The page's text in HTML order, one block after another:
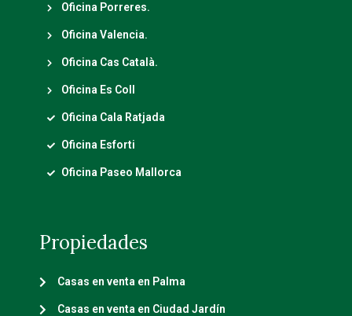
Oficina Porreres.
Oficina Valencia.
Oficina Cas Català.
Oficina Es Coll
Oficina Cala Ratjada
Oficina Esforti
Oficina Paseo Mallorca
Propiedades
Casas en venta en Palma
Casas en venta en Ciudad Jardín